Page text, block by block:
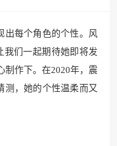
出每个角色的个性。风
我们一起期待她即将发
制作下。在2020年，震
测，她的个性温柔而又